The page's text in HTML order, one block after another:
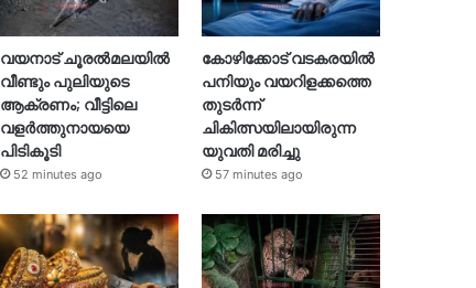
വയനാട് ചൂരൽമലയിൽ
വീണ്ടും പുലിയുടെ
ആക്രണം; വീട്ടിലെ
വളർത്തുനായയെ
പിടികൂടി
52 minutes ago
കോഴിക്കോട് വടകരയിൽ
പനിയും വയറിളക്കത്തെ
തുടർന്ന്
ചികിത്സയിലായിരുന്ന
യുവതി മരിച്ചു
57 minutes ago